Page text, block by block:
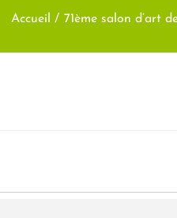
Accueil 71ème salon d’art